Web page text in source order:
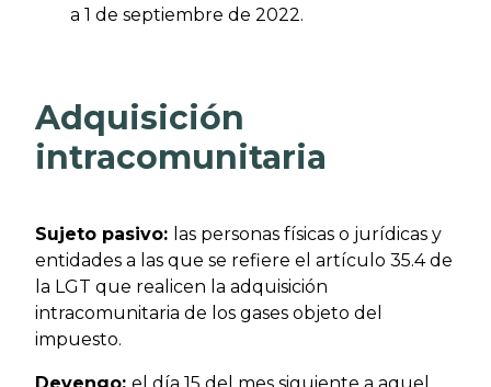
a 1 de septiembre de 2022.
Adquisición
intracomunitaria
Sujeto pasivo: las personas físicas o jurídicas y
entidades a las que se refiere el artículo 35.4 de
la LGT que realicen la adquisición
intracomunitaria de los gases objeto del
impuesto.